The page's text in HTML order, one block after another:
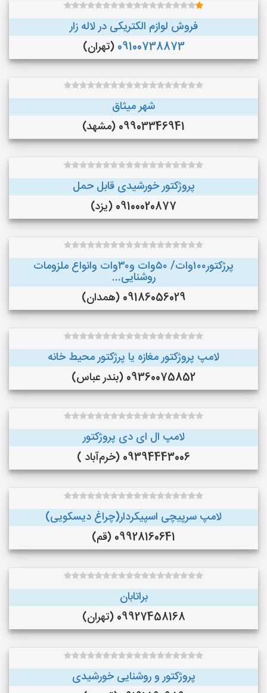
فروش لوازم الکتریکی در لاله زار
09100738873 (تهران)
شهر میثاق
09903346941 (مشهد)
پروژکتور خورشیدی قابل حمل
09100020877 (یزد)
پرژکتور۱۰۰وات/ ۵۰وات و۳۰وات وانواع ملزومات
روشنایی...
09186056029 (همدان)
لامپ پروژکتور مغازه یا پرژکتور محیط خانه
09360075852 (بندر عباس)
لامپ ال ای دی پروژکتور
09394443006 (خرم‌آباد )
لامپ سرپیچی اسپیکردار(چراغ دیسکویی)
09928160641 (قم)
براتابان
09927458168 (تهران)
پروژکتور و روشنایی خورشیدی